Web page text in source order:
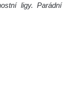
ligy. Parádní